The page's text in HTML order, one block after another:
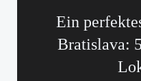
Ein
Bratislava: